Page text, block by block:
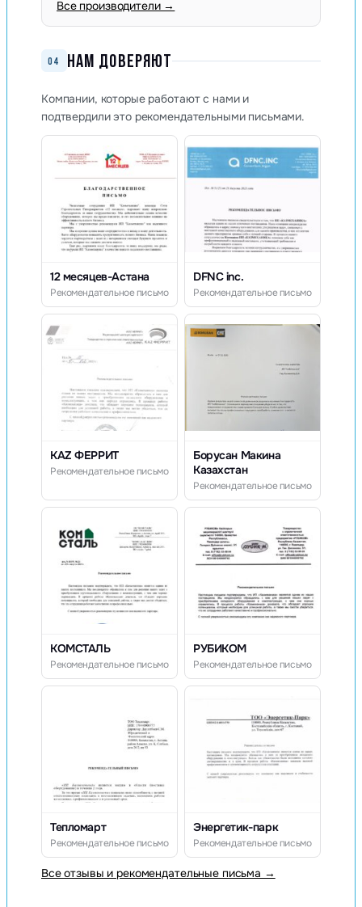
Все производители →
04 НАМ ДОВЕРЯЮТ
Компании, которые работают с нами и
подтвердили это рекомендательными письмами.
12 месяцев-Астана
Рекомендательное письмо
DFNC inc.
Рекомендательное письмо
KAZ ФЕРРИТ
Рекомендательное письмо
Борусан Макина
Казахстан
Рекомендательное письмо
КОМСТАЛЬ
Рекомендательное письмо
РУБИКОМ
Рекомендательное письмо
Тепломарт
Рекомендательное письмо
Энергетик-парк
Рекомендательное письмо
Все отзывы и рекомендательные письма →